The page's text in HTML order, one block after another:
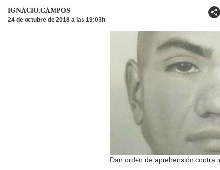
IGNACIO.CAMPOS
24 de octubre de 2018 a las 19:03h
Dan orden de aprehensión contra